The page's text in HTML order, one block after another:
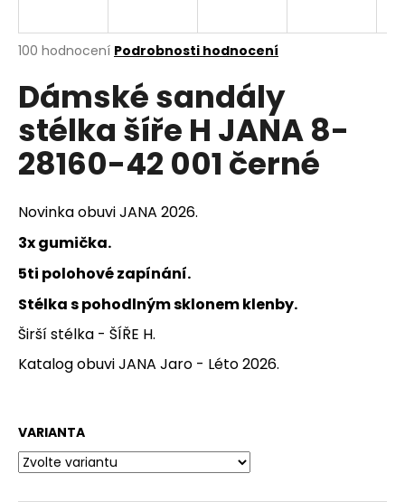
Průměrné
produktu
je
z
5
hvězdiček.
100 hodnocení Podrobnosti hodnocení
Dámské sandály
stélka šíře H JANA 8-
28160-42 001 černé
Novinka obuvi JANA 2026.
3x gumička.
5ti polohové zapínání.
Stélka s pohodlným sklonem klenby.
Širší stélka - ŠÍŘE H.
Katalog obuvi JANA Jaro - Léto 2026.
VARIANTA
j
t
?
HLEDAT
o
p
r
u
j
e